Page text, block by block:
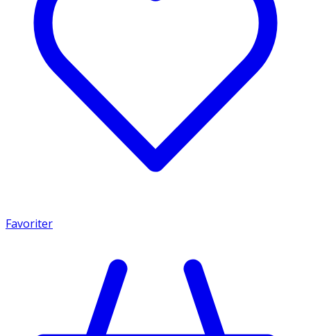
Favoriter